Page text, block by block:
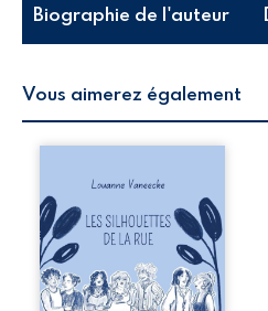
Biographie de l'auteur
Vous aimerez également
la rue donne la
parole à six
personnages
ordinaires,
traversés par des
pensées, des
émotions et des